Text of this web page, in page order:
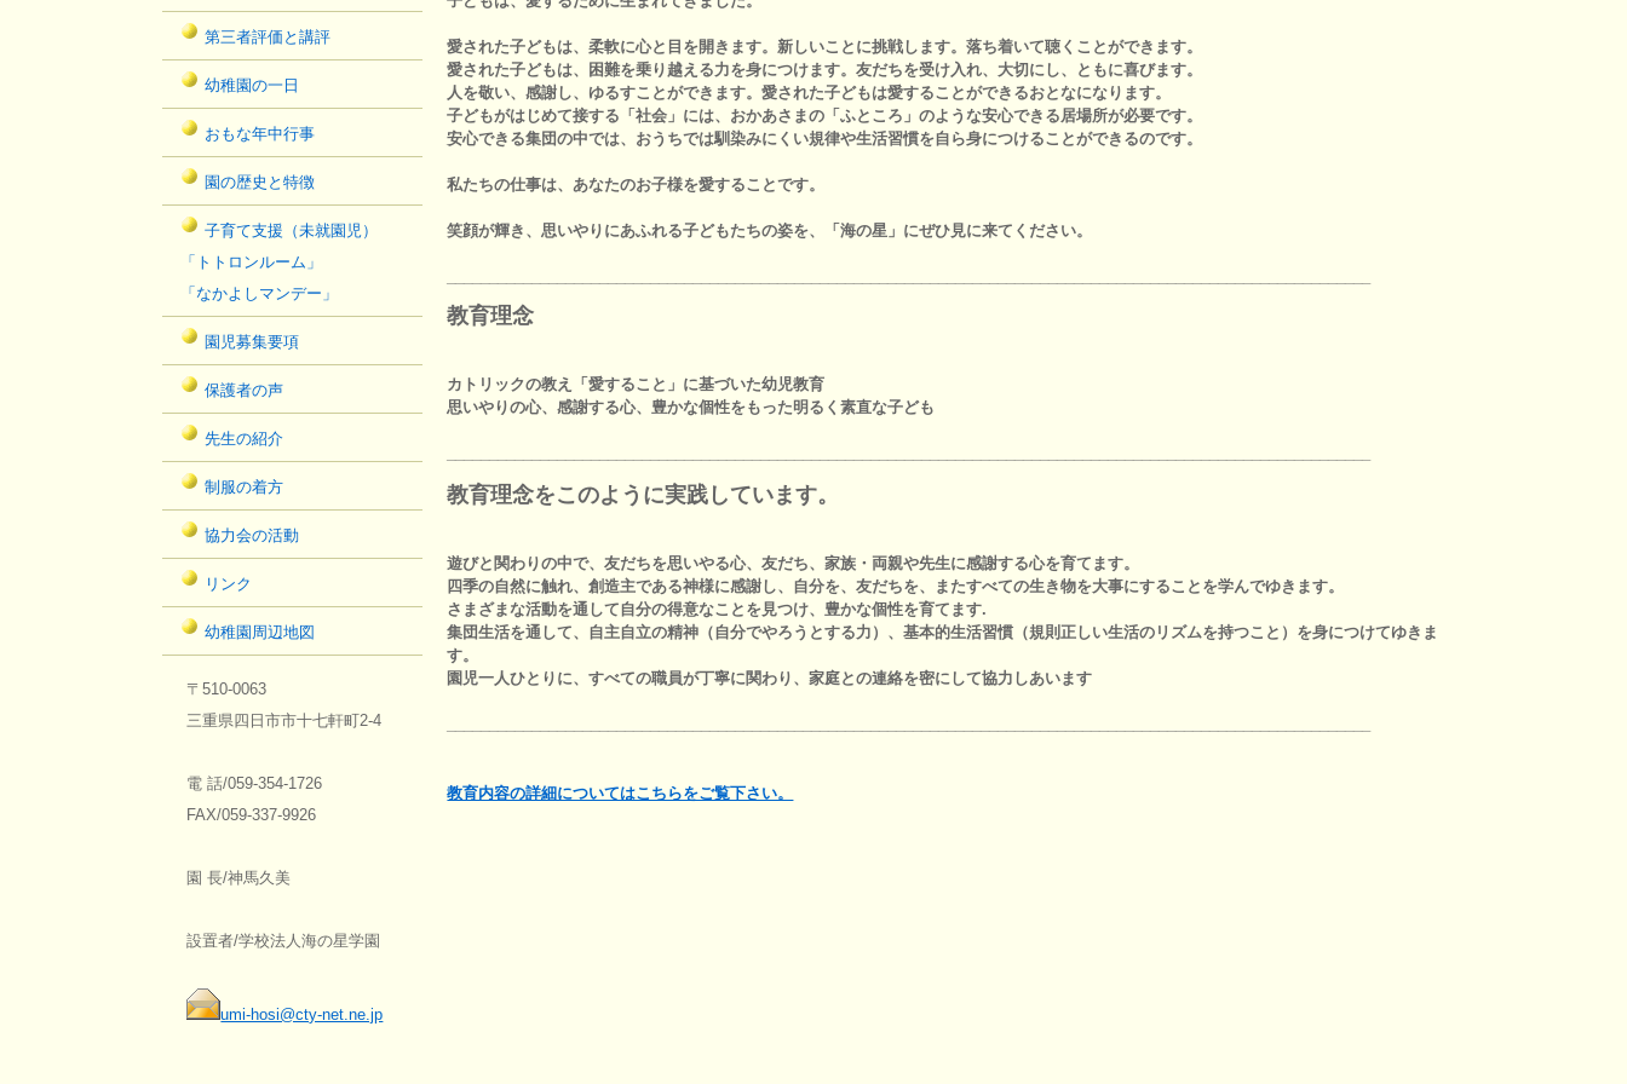
第三者評価と講評
幼稚園の一日
おもな年中行事
園の歴史と特徴
子育て支援（未就園児）
「トトロンルーム」
「なかよしマンデー」
園児募集要項
保護者の声
先生の紹介
制服の着方
協力会の活動
リンク
幼稚園周辺地図
〒510-0063
三重県四日市市十七軒町2-4
電 話/059-354-1726
FAX/059-337-9926
園 長/神馬久美
設置者/学校法人海の星学園
umi-hosi@cty-net.ne.jp
愛された子どもは、柔軟に心と目を開きます。新しいことに挑戦します。落ち着いて聴くことができます。
愛された子どもは、困難を乗り越える力を身につけます。友だちを受け入れ、大切にし、ともに喜びます。
人を敬い、感謝し、ゆるすことができます。愛された子どもは愛することができるおとなになります。
子どもがはじめて接する「社会」には、おかあさまの「ふところ」のような安心できる居場所が必要です。
安心できる集団の中では、おうちでは馴染みにくい規律や生活習慣を自ら身につけることができるのです。
私たちの仕事は、あなたのお子様を愛することです。
笑顔が輝き、思いやりにあふれる子どもたちの姿を、「海の星」にぜひ見に来てください。
教育理念
カトリックの教え「愛すること」に基づいた幼児教育
思いやりの心、感謝する心、豊かな個性をもった明るく素直な子ども
教育理念をこのように実践しています。
遊びと関わりの中で、友だちを思いやる心、友だち、家族・両親や先生に感謝する心を育てます。
四季の自然に触れ、創造主である神様に感謝し、自分を、友だちを、またすべての生き物を大事にすることを学んでゆきます。
さまざまな活動を通して自分の得意なことを見つけ、豊かな個性を育てます.
集団生活を通して、自主自立の精神（自分でやろうとする力）、基本的生活習慣（規則正しい生活のリズムを持つこと）を身につけてゆきま
す。
園児一人ひとりに、すべての職員が丁寧に関わり、家庭との連絡を密にして協力しあいます
教育内容の詳細についてはこちらをご覧下さい。